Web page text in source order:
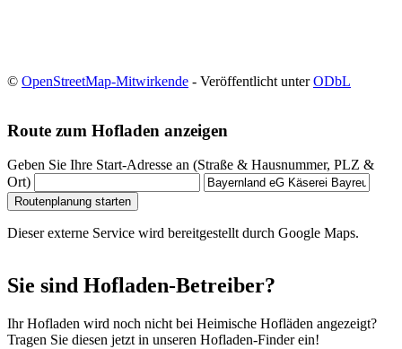
© OpenStreetMap-Mitwirkende - Veröffentlicht unterODbL
Route zum Hofladen anzeigen
Geben Sie Ihre Start-Adresse an (Straße & Hausnummer, PLZ &
Ort)
Routenplanung starten
Dieser externe Service wird bereitgestellt durch Google Maps.
Sie sind Hofladen-Betreiber?
Ihr Hofladen wird noch nicht bei Heimische Hofläden angezeigt?
Tragen Sie diesen jetzt in unseren Hofladen-Finder ein!